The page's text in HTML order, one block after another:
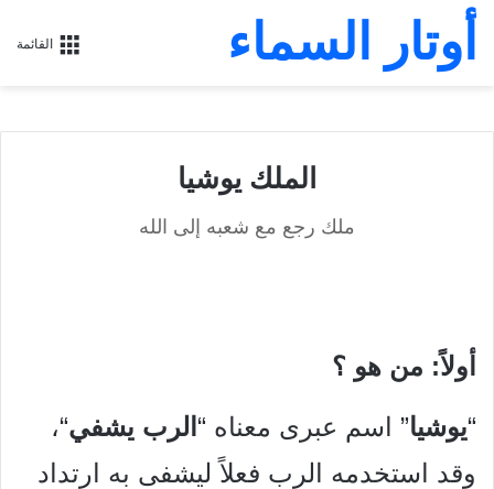
القائمة أوتار السماء
الملك يوشيا
ملك رجع مع شعبه إلى الله
أولاً: من هو ؟
“يوشيا” اسم عبرى معناه “ الرب يشفي“،
وقد استخدمه الرب فعلاً ليشفى به ارتداد